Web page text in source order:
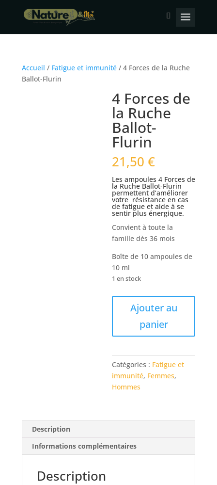
Accueil / Fatigue et immunité/ 4 Forces de la Ruche
Ballot-Flurin
4 Forces de
la Ruche
Ballot-
Flurin
21,50€
Les ampoules 4 Forces de
la Ruche Ballot-Flurin
permettent d’améliorer
votre résistance en cas
de fatigue et aide à se
sentir plus énergique.
Convient à toute la
famille dès 36 mois
Boîte de 10 ampoules de
10 ml
1 en stock
Forces
la
Ruche
Ballot-
Flurin
Ajouter au
panier
Catégories : Fatigue et
immunité, Femmes,
Hommes
Description
Informations complémentaires
Description